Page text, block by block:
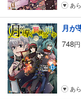
あ
月が
748
あ